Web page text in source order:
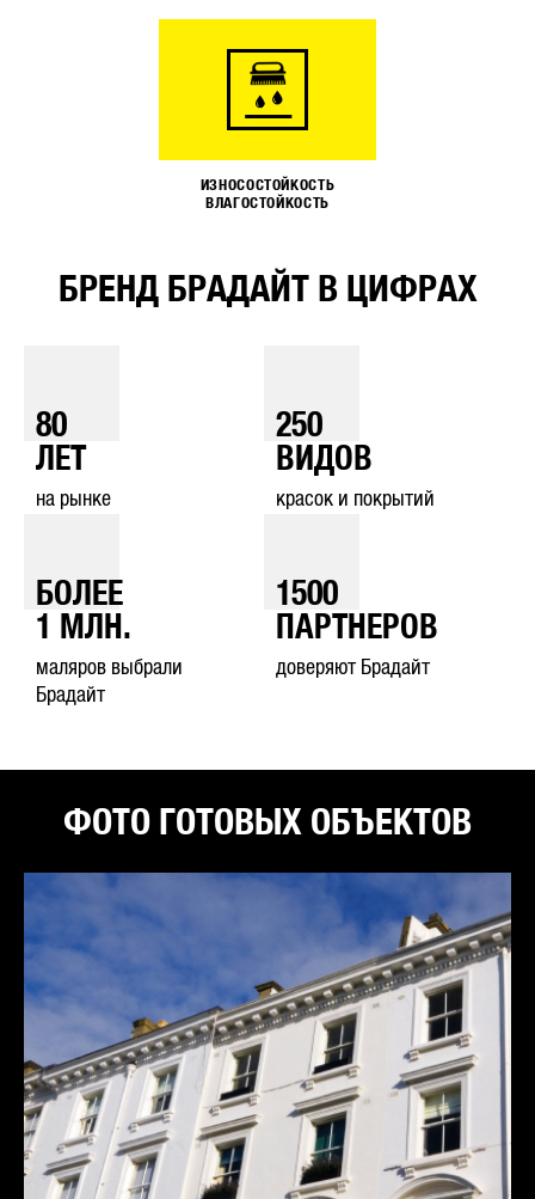
ИЗНОСОСТОЙКОСТЬ
ВЛАГОСТОЙКОСТЬ
БРЕНД БРАДАЙТ В ЦИФРАХ
80
ЛЕТ
на рынке
250
ВИДОВ
красок и покрытий
БОЛЕЕ
1
МЛН.
маляров выбрали
Брадайт
1500
ПАРТНЕРОВ
доверяют Брадайт
ФОТО ГОТОВЫХ ОБЪЕКТОВ